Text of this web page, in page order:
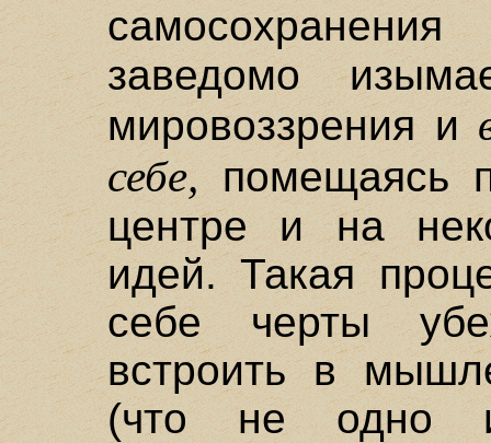
заведомо
мировоззрения и
себе, помещаясь
центре и на
идей. Такая
себе черты
встроить в
(что не одно